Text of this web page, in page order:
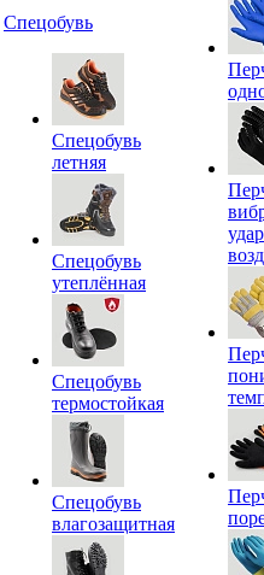
Спецобувь
Спецобувь
летняя
Спецобувь
утеплённая
Спецобувь
термостойкая
Спецобувь
влагозащитная